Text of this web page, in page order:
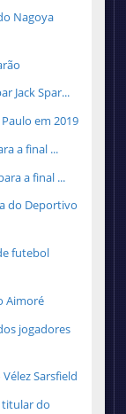
Nagoya
Jack Spar...
em 2019
a final ...
a final ...
do Deportivo
futebol
Aimoré
jogadores
Sarsfield
titular do